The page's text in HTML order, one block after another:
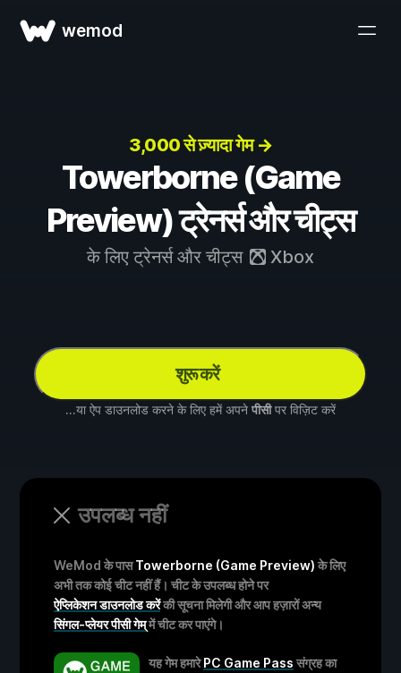
wemod
3,000 से ज़्यादा गेम →
Towerborne (Game
Preview) ट्रेनर्स और चीट्स
के लिए ट्रेनर्स और चीट्स Xbox
शुरू करें
...या ऐप डाउनलोड करने के लिए हमें अपने पीसीपर विज़िट करें
उपलब्ध नहीं
WeMod के पासTowerborne (Game Preview) के लिए
अभी तक कोई चीट नहीं हैं। चीट के उपलब्ध होने पर
ऐप्लिकेशन डाउनलोड करेंकी सूचना मिलेगी और आप हज़ारों अन्य
सिंगल-प्लेयर पीसी गेम्में चीट कर पाएंगे।
यह गेम हमारेPC Game Pass संग्रह का